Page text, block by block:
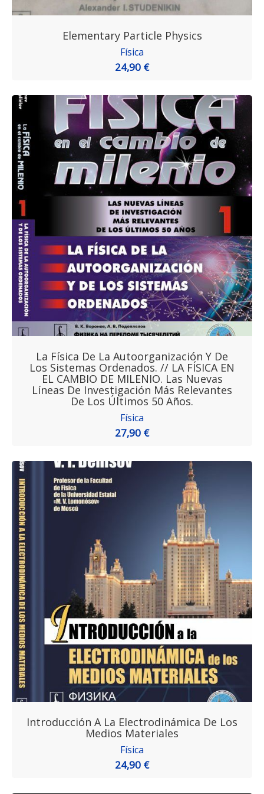
Elementary Particle Physics
Física
24,90 €
La Física De La Autoorganización Y De
Los Sistemas Ordenados. // LA FÍSICA EN
EL CAMBIO DE MILENIO. Las Nuevas
Líneas De Investigación Más Relevantes
De Los Últimos 50 Años.
Física
27,90 €
Introducción A La Electrodinámica De Los
Medios Materiales
Física
24,90 €